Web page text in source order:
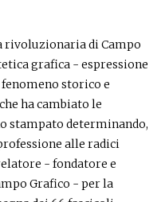
rivoluzionaria di Campo
grafica - espressione
storico e
ha cambiato le
stampato determinando,
alle radici
- fondatore e
Grafico - per la